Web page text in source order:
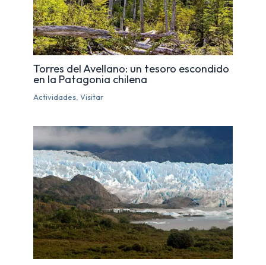
Torres del Avellano: un tesoro escondido
en la Patagonia chilena
Actividades ,Visitar